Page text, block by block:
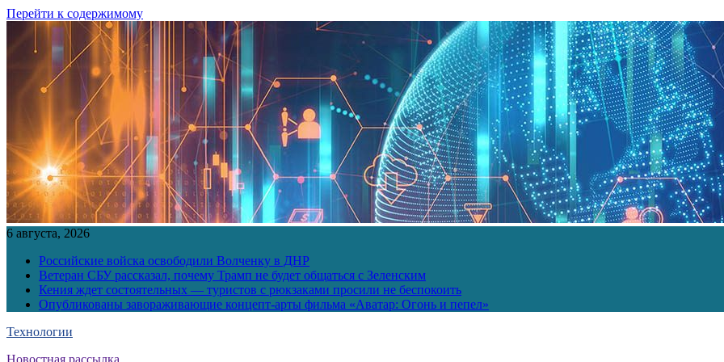
Перейти к содержимому
6 августа, 2026
Российские войска освободили Волченку в ДНР
Ветеран СБУ рассказал, почему Трамп не будет общаться с Зеленским
Кения ждет состоятельных — туристов с рюкзаками просили не беспокоить
Опубликованы завораживающие концепт-арты фильма «Аватар: Огонь и пепел»
Технологии
Новостная рассылка